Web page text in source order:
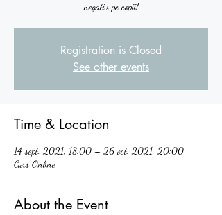
negativ pe copii!
Registration is Closed
See other events
Time & Location
14 sept. 2021, 18:00 – 26 oct. 2021, 20:00
Curs Online
About the Event